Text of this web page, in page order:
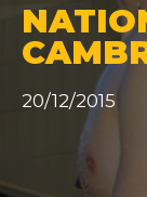
20/12/2015